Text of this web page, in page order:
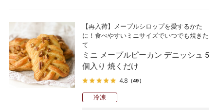
【再入荷】メープルシロップを愛するかた
に！食べやすいミニサイズでいつでも焼きた
て
ミニ メープルピーカン デニッシュ 5
個入り 焼くだけ
4.8 （49）
冷凍